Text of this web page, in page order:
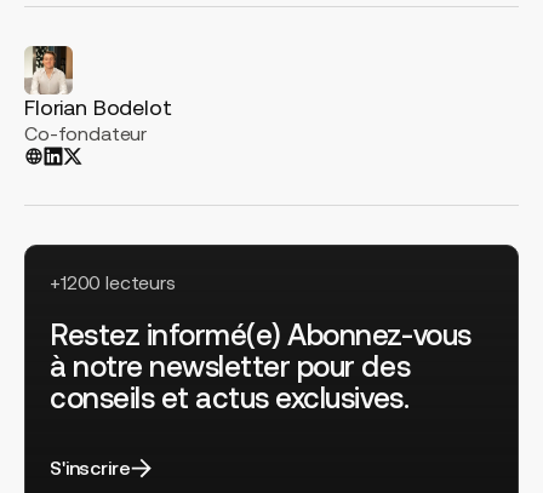
Florian Bodelot
Co-fondateur
+1200 lecteurs
Restez informé(e) Abonnez-vous
à notre newsletter pour des
conseils et actus exclusives.
S'inscrire